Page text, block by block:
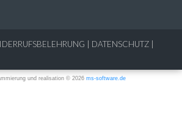
DATENSCHUTZ
und realisation © 2026 ms-software.de